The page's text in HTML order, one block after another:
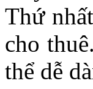
Thứ
cho
thể dễ